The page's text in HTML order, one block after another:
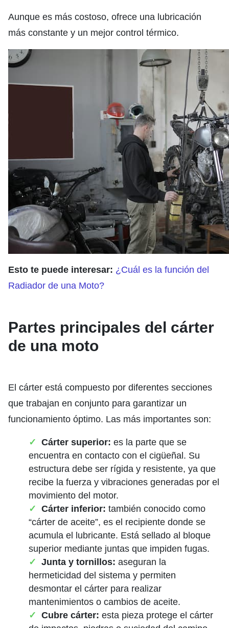
Aunque es más costoso, ofrece una lubricación
más constante y un mejor control térmico.
Esto te puede interesar: ¿Cuál es la función del
Radiador de una Moto?
Partes principales del cárter
de una moto
El cárter está compuesto por diferentes secciones
que trabajan en conjunto para garantizar un
funcionamiento óptimo. Las más importantes son:
Cárter superior: es la parte que se
encuentra en contacto con el cigüeñal. Su
estructura debe ser rígida y resistente, ya que
recibe la fuerza y vibraciones generadas por el
movimiento del motor.
Cárter inferior: también conocido como
“cárter de aceite”, es el recipiente donde se
acumula el lubricante. Está sellado al bloque
superior mediante juntas que impiden fugas.
Junta y tornillos: aseguran la
hermeticidad del sistema y permiten
desmontar el cárter para realizar
mantenimientos o cambios de aceite.
Cubre cárter: esta pieza protege el cárter